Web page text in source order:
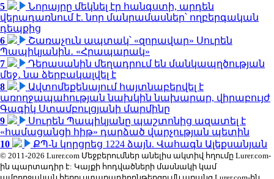
5
Նորայրը մեկնել էր հանգստի, արդեն
վերադառնում է. նոր մանրամասներ՝ ողբերգական
դեպքից
6
Շառաչուն ապտակ՝ «զորավար» Սուրեն
Պապիկյանին․ «Հրապարակ»
7
Դերասանին մեղադրում են մանկապղծության
մեջ․ նա ձերբակալվել է
8
Ավտոմեքենայում հայտնաբերվել է
առողջապահության նախկին նախարար, վիրաբույժ
Գագիկ Ստամբուլցյանի մարմինը
9
Սուրեն Պապիկյանը պաշտոնից ազատել է
«համացանցի հիթ» դարձած վարչության պետին
10
ՔՊ-ն կորցրեց 1224 ձայն. Վահագն Ալեքսանյան
© 2011-2026 Lurer.com Մեջբերումներ անելիս ակտիվ հղումը Lurer.com-
ին պարտադիր է: Կայքի հոդվածների մասնակի կամ